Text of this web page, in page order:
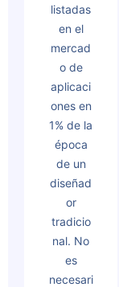
listadas
en el
mercad
o de
aplicaci
ones en
1% de la
época
de un
diseñad
or
tradicio
nal. No
es
necesari